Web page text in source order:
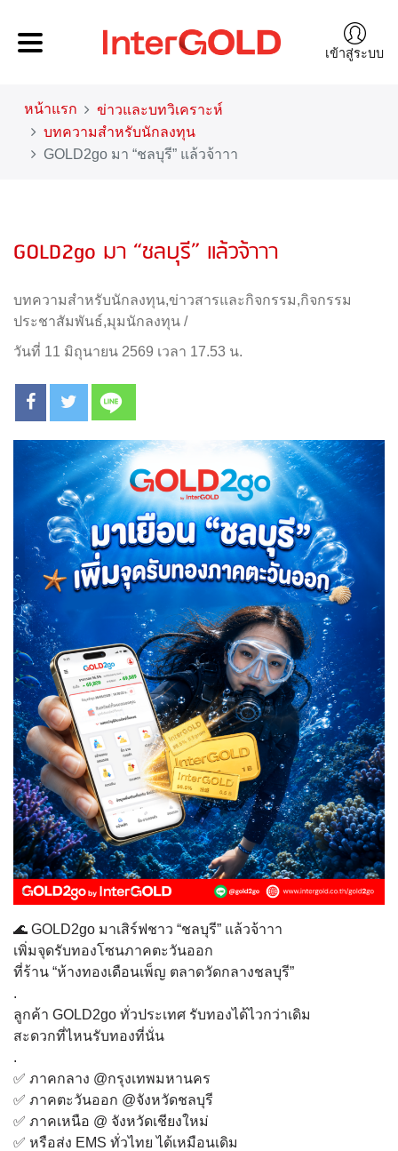
เข้าสู่ระบบ
หน้าแรก
ข่าวและบทวิเคราะห์
บทความสำหรับนักลงทุน
GOLD2go มา “ชลบุรี” แล้วจ้าาา
GOLD2go มา “ชลบุรี” แล้วจ้าาา
บทความสำหรับนักลงทุน,ข่าวสารและกิจกรรม,กิจกรรม
ประชาสัมพันธ์,มุมนักลงทุน /
วันที่ 11 มิถุนายน 2569 เวลา 17.53 น.
🌊 GOLD2go มาเสิร์ฟชาว “ชลบุรี” แล้วจ้าาา
เพิ่มจุดรับทองโซนภาคตะวันออก
ที่ร้าน “ห้างทองเดือนเพ็ญ ตลาดวัดกลางชลบุรี”
.
ลูกค้า GOLD2go ทั่วประเทศ รับทองได้ไวกว่าเดิม
สะดวกที่ไหนรับทองที่นั่น
.
✅ ภาคกลาง @กรุงเทพมหานคร
✅ ภาคตะวันออก @จังหวัดชลบุรี
✅ ภาคเหนือ @ จังหวัดเชียงใหม่
✅ หรือส่ง EMS ทั่วไทย ได้เหมือนเดิม